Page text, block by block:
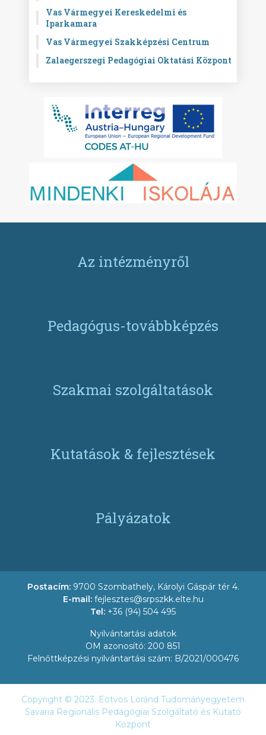
Vas Vármegyei Kereskedelmi és
Iparkamara
Vas Vármegyei Szakképzési Centrum
Zalaegerszegi Pedagógiai Oktatási Központ
Az intézményről
Pedagógus-továbbképzés
Szakmai szolgáltatások
Kutatások & fejlesztések
Pályázatok
Postacím: 9700 Szombathely, Károlyi Gáspár tér 4.
E-mail: fejlesztes@srpszkk.elte.hu
Tel: +36 (94) 504 495
Nyilvántartási adatok
OM azonosító: 200 851
Felnőttképzési nyilvántartási szám: B/2021/000476
Copyright © 2023. Eötvös Loránd Tudományegyetem
Savaria Regionális Pedagógiai Szolgáltató és Kutató
Központ